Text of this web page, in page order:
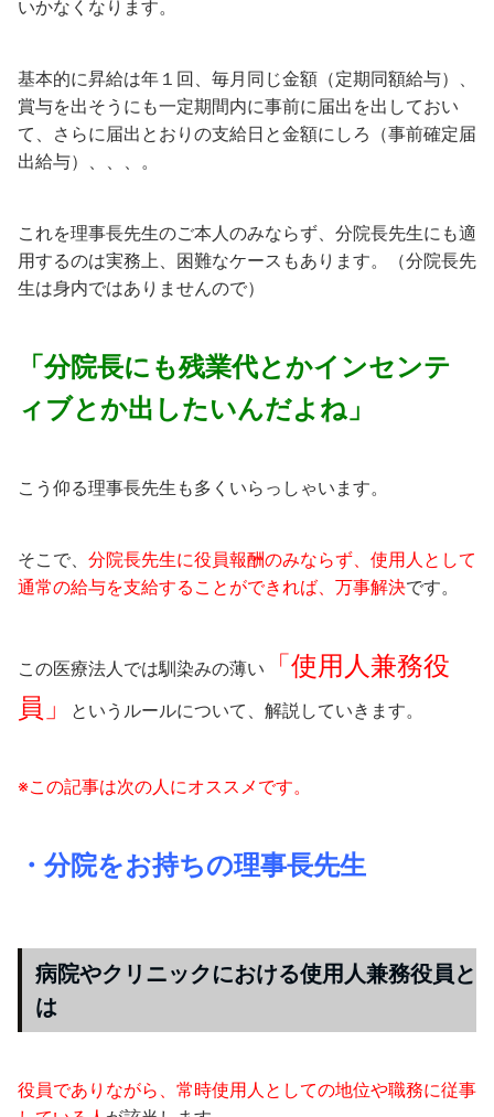
いかなくなります。
基本的に昇給は年１回、毎月同じ金額（定期同額給与）、
賞与を出そうにも一定期間内に事前に届出を出しておい
て、さらに届出とおりの支給日と金額にしろ（事前確定届
出給与）、、、。
これを理事長先生のご本人のみならず、分院長先生にも適
用するのは実務上、困難なケースもあります。（分院長先
生は身内ではありませんので）
「分院長にも残業代とかインセンテ
ィブとか出したいんだよね」
こう仰る理事長先生も多くいらっしゃいます。
そこで、 分院長先生に役員報酬のみならず、使用人として
通常の給与を支給することができれば、万事解決です。
この医療法人では馴染みの薄い
「使用人兼務役
員」
というルールについて、解説していきます。
※この記事は次の人にオススメです。
・分院をお持ちの理事長先生
病院やクリニックにおける使用人兼務役員と
は
役員でありながら、常時使用人としての地位や職務に従事